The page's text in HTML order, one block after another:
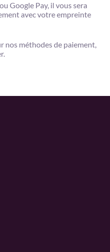
Google Pay, il vous sera
avec votre empreinte
nos méthodes de paiement,